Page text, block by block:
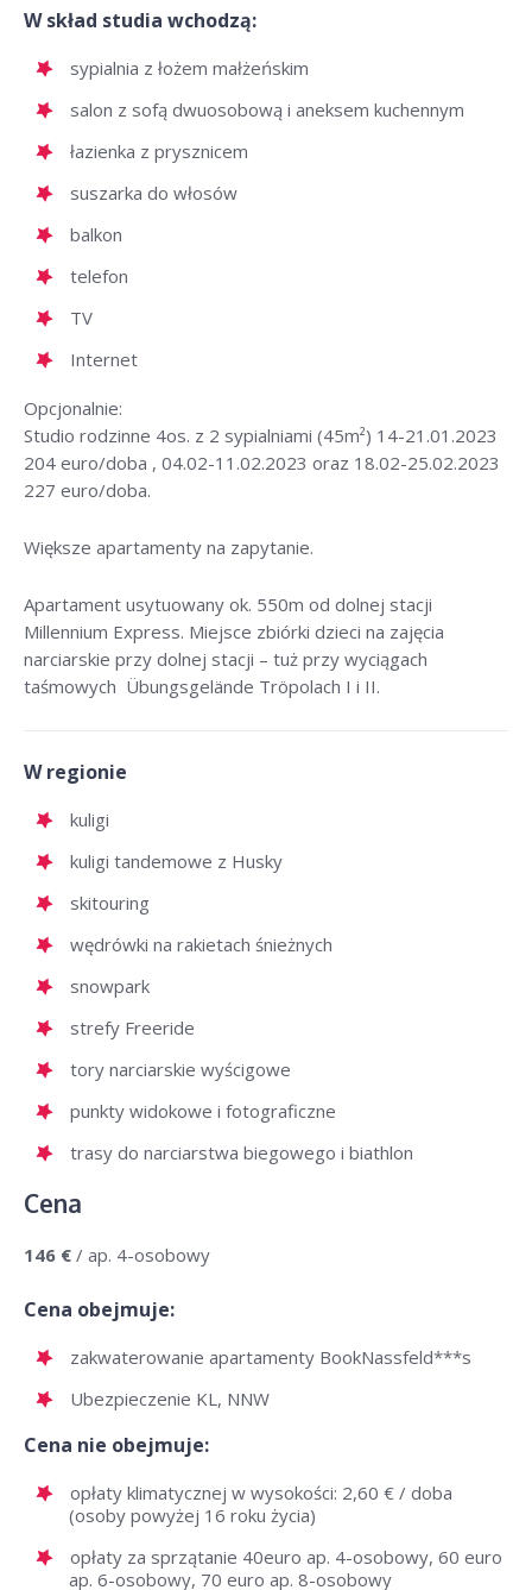
W skład studia wchodzą:
sypialnia z łożem małżeńskim
salon z sofą dwuosobową i aneksem kuchennym
łazienka z prysznicem
suszarka do włosów
balkon
telefon
TV
Internet
Opcjonalnie:
Studio rodzinne 4os. z 2 sypialniami (45m²) 14-21.01.2023
204 euro/doba , 04.02-11.02.2023 oraz 18.02-25.02.2023
227 euro/doba.
Większe apartamenty na zapytanie.
Apartament usytuowany ok. 550m od dolnej stacji
Millennium Express. Miejsce zbiórki dzieci na zajęcia
narciarskie przy dolnej stacji – tuż przy wyciągach
taśmowych Übungsgelände Tröpolach I i II.
W regionie
kuligi
kuligi tandemowe z Husky
skitouring
wędrówki na rakietach śnieżnych
snowpark
strefy Freeride
tory narciarskie wyścigowe
punkty widokowe i fotograficzne
trasy do narciarstwa biegowego i biathlon
Cena
146 € / ap. 4-osobowy
Cena obejmuje:
zakwaterowanie apartamenty BookNassfeld***s
Ubezpieczenie KL, NNW
Cena nie obejmuje:
opłaty klimatycznej w wysokości: 2,60 € / doba
(osoby powyżej 16 roku życia)
opłaty za sprzątanie 40euro ap. 4-osobowy, 60 euro
ap. 6-osobowy, 70 euro ap. 8-osobowy